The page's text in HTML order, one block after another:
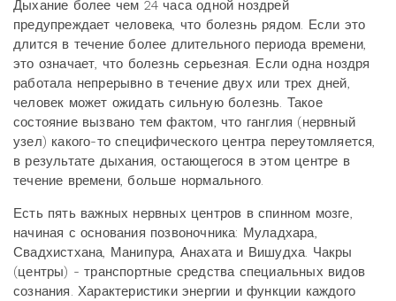
Дыхание более чем 24 часа одной ноздрей
предупреждает человека, что болезнь рядом. Если это
длится в течение более длительного периода времени,
это означает, что болезнь серьезная. Если одна ноздря
работала непрерывно в течение двух или трех дней,
человек может ожидать сильную болезнь. Такое
состояние вызвано тем фактом, что ганглия (нервный
узел) какого-то специфического центра переутомляется,
в результате дыхания, остающегося в этом центре в
течение времени, больше нормального.
Есть пять важных нервных центров в спинном мозге,
начиная с основания позвоночника: Муладхара,
Свадхистхана, Манипура, Анахата и Вишудха. Чакры
(центры) - транспортные средства специальных видов
сознания. Характеристики энергии и функции каждого